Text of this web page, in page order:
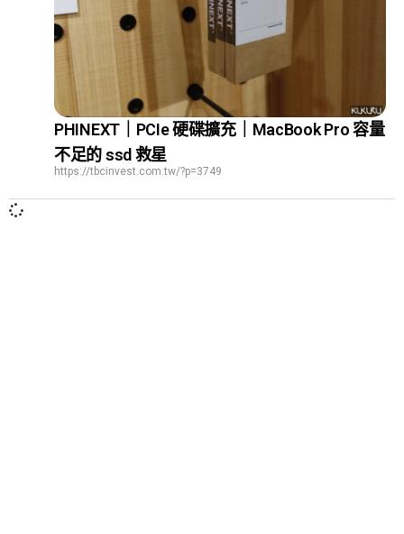
PHINEXT｜PCIe 硬碟擴充｜MacBook Pro 容量
不足的 ssd 救星
https://tbcinvest.com.tw/?p=3749